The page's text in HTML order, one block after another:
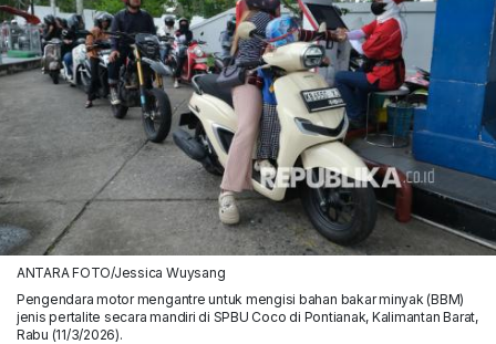
ANTARA FOTO/Jessica Wuysang
Pengendara motor mengantre untuk mengisi bahan bakar minyak (BBM)
jenis pertalite secara mandiri di SPBU Coco di Pontianak, Kalimantan Barat,
Rabu (11/3/2026).